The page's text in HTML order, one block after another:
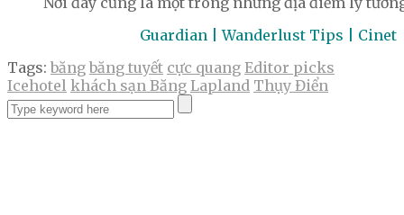
Guardian | Wanderlust Tips | Cinet
Tags: băng băng tuyết cực quang Editor picks
Icehotel khách sạn Băng Lapland Thụy Điển